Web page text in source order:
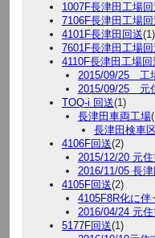
1007F長津田工場回
7106F長津田工場回
4101F長津田回送(1)
7601F長津田工場回
4110F長津田工場回
2015/09/25 工
2015/09/25 元
TOQ-i 回送(1)
長津田車両工場
長津田検車
4106F回送(2)
2015/12/20 元
2016/11/05 長
4105F回送(2)
4105F8R化に伴
2016/04/24 元
5177F回送(1)